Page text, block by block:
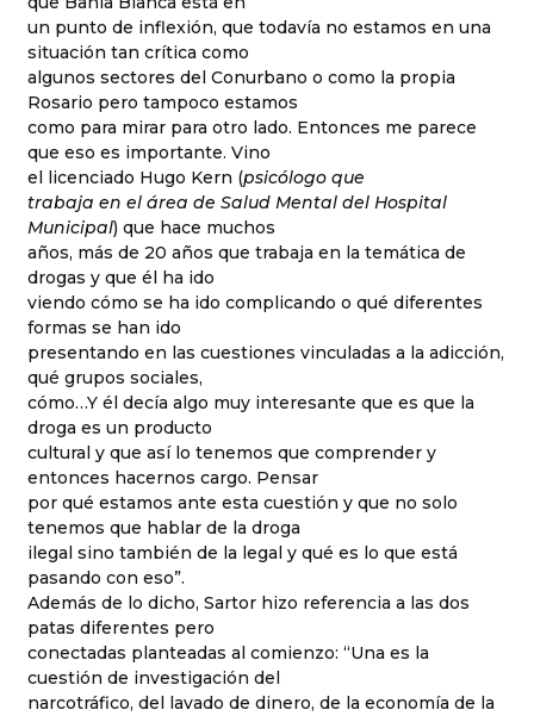
un punto de inflexión, que todavía no estamos en una
situación tan crítica como
algunos sectores del Conurbano o como la propia
Rosario pero tampoco estamos
como para mirar para otro lado. Entonces me parece
que eso es importante. Vino
el licenciado Hugo Kern (psicólogo que
trabaja en el área de Salud Mental del Hospital
Municipal) que hace muchos
años, más de 20 años que trabaja en la temática de
drogas y que él ha ido
viendo cómo se ha ido complicando o qué diferentes
formas se han ido
presentando en las cuestiones vinculadas a la adicción,
qué grupos sociales,
cómo…Y él decía algo muy interesante que es que la
droga es un producto
cultural y que así lo tenemos que comprender y
entonces hacernos cargo. Pensar
por qué estamos ante esta cuestión y que no solo
tenemos que hablar de la droga
ilegal sino también de la legal y qué es lo que está
pasando con eso”.
Además de lo dicho, Sartor hizo referencia a las dos
patas diferentes pero
conectadas planteadas al comienzo: “Una es la
cuestión de investigación del
narcotráfico, del lavado de dinero, de la economía de la